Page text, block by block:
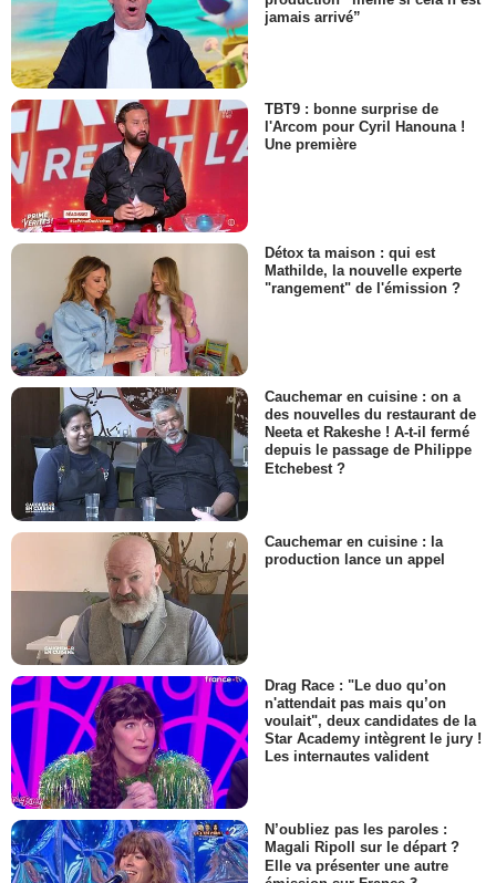
jamais arrivé”
TBT9 : bonne surprise de
l'Arcom pour Cyril Hanouna !
Une première
Détox ta maison : qui est
Mathilde, la nouvelle experte
"rangement" de l'émission ?
Cauchemar en cuisine : on a
des nouvelles du restaurant de
Neeta et Rakeshe ! A-t-il fermé
depuis le passage de Philippe
Etchebest ?
Cauchemar en cuisine : la
production lance un appel
Drag Race : "Le duo qu’on
n'attendait pas mais qu’on
voulait", deux candidates de la
Star Academy intègrent le jury !
Les internautes valident
N’oubliez pas les paroles :
Magali Ripoll sur le départ ?
Elle va présenter une autre